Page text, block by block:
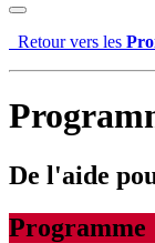
Retour vers les
De l'aide
Programme